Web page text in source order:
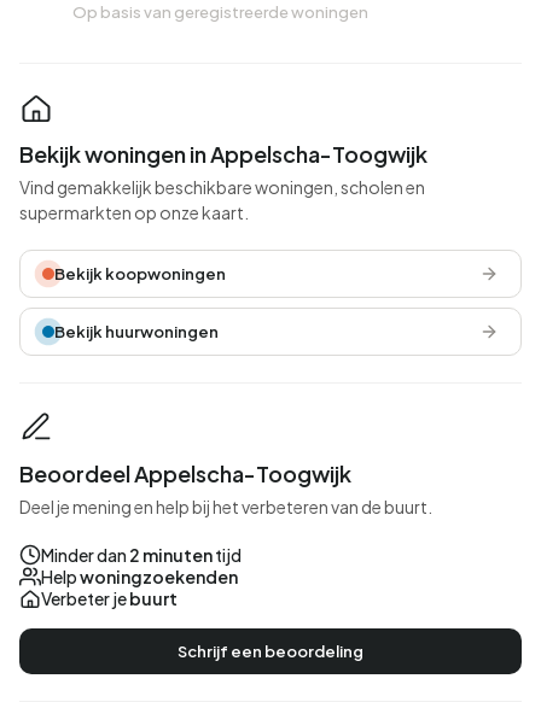
Op basis van geregistreerde woningen
Bekijk woningen in Appelscha-Toogwijk
Vind gemakkelijk beschikbare woningen, scholen en
supermarkten op onze kaart.
Bekijk koopwoningen
Bekijk huurwoningen
Beoordeel Appelscha-Toogwijk
Deel je mening en help bij het verbeteren van de buurt.
Minder dan 2 minutentijd
Helpwoningzoekenden
Verbeter jebuurt
Schrijf een beoordeling